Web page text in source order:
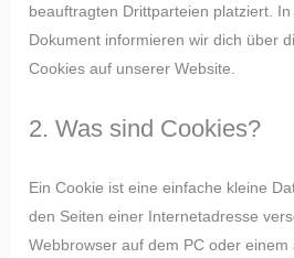
beauftragten Drittparteien platziert.
Dokument informieren wir dich über
Cookies auf unserer Website.
2. Was sind Cookies?
Ein Cookie ist eine einfache kleine
den Seiten einer Internetadresse
Webbrowser auf dem PC oder